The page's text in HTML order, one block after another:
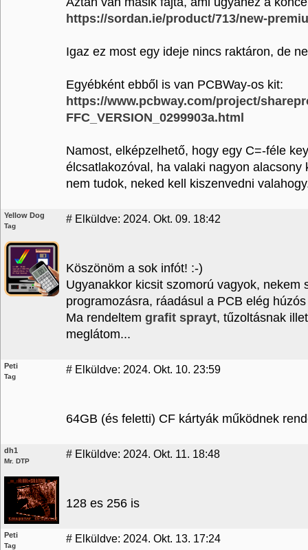
https://sordan.ie/product/713/new-
Igaz ez most egy ideje nincs raktáron, de
Egyébként ebből is van PCBWay-os kit:
https://www.pcbway.com/project/
FFC_VERSION_0299903a.html
Namost, elképzelhető, hogy egy C=-féle
élcsatlakozóval, ha valaki nagyon
nem tudok, neked kell kiszenvedni
Yellow Dog
Tag
# Elküldve: 2024. Okt. 09. 18:42
Köszönöm a sok infót! :-)
Ugyanakkor kicsit szomorú vagyok,
programozásra, ráadásul a PCB elég
Ma rendeltem grafit sprayt, tűzoltásnak
meglátom...
Peti
Tag
# Elküldve: 2024. Okt. 10. 23:59
64GB (és feletti) CF kártyák működnek
dh1
Mr. DTP
# Elküldve: 2024. Okt. 11. 18:48
128 es 256 is
Peti
Tag
# Elküldve: 2024. Okt. 13. 17:24